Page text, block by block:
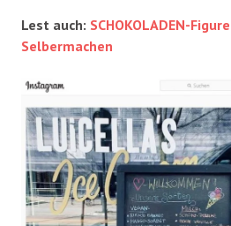
Lest auch: SCHOKOLADEN-
Selbermachen